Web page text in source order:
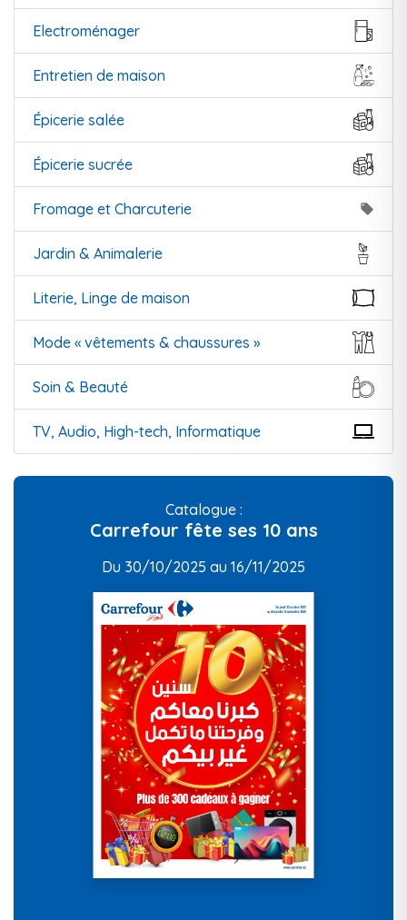
Electroménager
Entretien de maison
Épicerie salée
Épicerie sucrée
Fromage et Charcuterie local_offer
Jardin & Animalerie
Literie, Linge de maison
Mode « vêtements & chaussures »
Soin & Beauté
TV, Audio, High-tech, Informatique
Catalogue :
Carrefour fête ses 10 ans
Du 30/10/2025 au 16/11/2025